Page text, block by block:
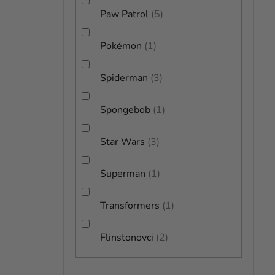
Paw Patrol 5
Pokémon 1
Spiderman 3
Spongebob 1
Star Wars 3
Superman 1
Transformers 1
Flinstonovci 2